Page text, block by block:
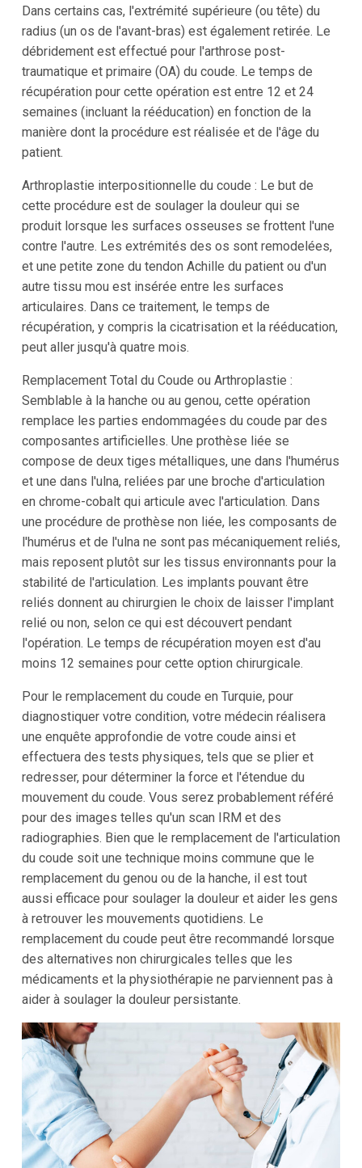
Dans certains cas, l'extrémité supérieure (ou tête) du
radius (un os de l'avant-bras) est également retirée. Le
débridement est effectué pour l'arthrose post-
traumatique et primaire (OA) du coude. Le temps de
récupération pour cette opération est entre 12 et 24
semaines (incluant la rééducation) en fonction de la
manière dont la procédure est réalisée et de l'âge du
patient.
Arthroplastie interpositionnelle du coude : Le but de
cette procédure est de soulager la douleur qui se
produit lorsque les surfaces osseuses se frottent l'une
contre l'autre. Les extrémités des os sont remodelées,
et une petite zone du tendon Achille du patient ou d'un
autre tissu mou est insérée entre les surfaces
articulaires. Dans ce traitement, le temps de
récupération, y compris la cicatrisation et la rééducation,
peut aller jusqu'à quatre mois.
Remplacement Total du Coude ou Arthroplastie :
Semblable à la hanche ou au genou, cette opération
remplace les parties endommagées du coude par des
composantes artificielles. Une prothèse liée se
compose de deux tiges métalliques, une dans l'humérus
et une dans l'ulna, reliées par une broche d'articulation
en chrome-cobalt qui articule avec l'articulation. Dans
une procédure de prothèse non liée, les composants de
l'humérus et de l'ulna ne sont pas mécaniquement reliés,
mais reposent plutôt sur les tissus environnants pour la
stabilité de l'articulation. Les implants pouvant être
reliés donnent au chirurgien le choix de laisser l'implant
relié ou non, selon ce qui est découvert pendant
l'opération. Le temps de récupération moyen est d'au
moins 12 semaines pour cette option chirurgicale.
Pour le remplacement du coude en Turquie, pour
diagnostiquer votre condition, votre médecin réalisera
une enquête approfondie de votre coude ainsi et
effectuera des tests physiques, tels que se plier et
redresser, pour déterminer la force et l'étendue du
mouvement du coude. Vous serez probablement référé
pour des images telles qu'un scan IRM et des
radiographies. Bien que le remplacement de l'articulation
du coude soit une technique moins commune que le
remplacement du genou ou de la hanche, il est tout
aussi efficace pour soulager la douleur et aider les gens
à retrouver les mouvements quotidiens. Le
remplacement du coude peut être recommandé lorsque
des alternatives non chirurgicales telles que les
médicaments et la physiothérapie ne parviennent pas à
aider à soulager la douleur persistante.